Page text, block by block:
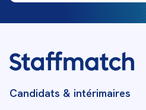
Candidats & intérimaires